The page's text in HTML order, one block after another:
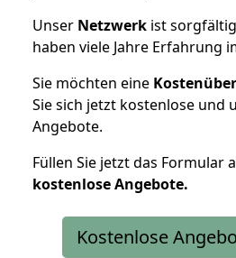
Unser Netzwerk ist
haben viele Jahre Erfahrung
Sie möchten eine
Sie sich jetzt kostenlose und
Angebote.
Füllen Sie jetzt das Formular
kostenloseAngebote.
Kostenlose